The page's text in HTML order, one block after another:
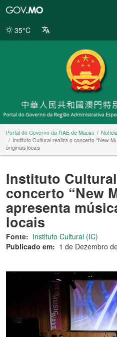
da
35°C
Portal do Governo da RAE de Macau
Instituto Cultural realiza o concerto “New
originais locais
Instituto
concerto “New
apresenta
locais
Fonte: Instituto Cultural (IC)
Publicado em: 1 de Dezembro